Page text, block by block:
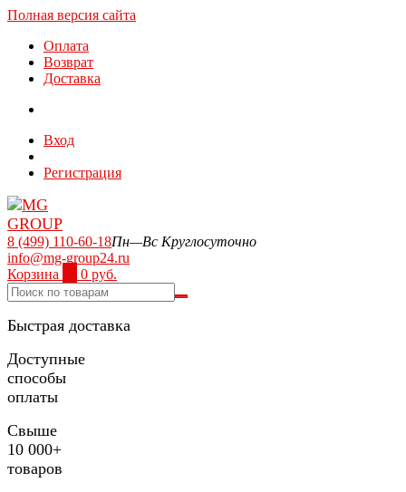
Полная версия сайта
Оплата
Возврат
Доставка
Вход
Регистрация
8 (499) 110-60-18Пн—Вс Круглосуточно
info@mg-group24.ru
Корзина
0 руб.
Быстрая доставка
Доступные
способы
оплаты
Свыше
10 000+
товаров